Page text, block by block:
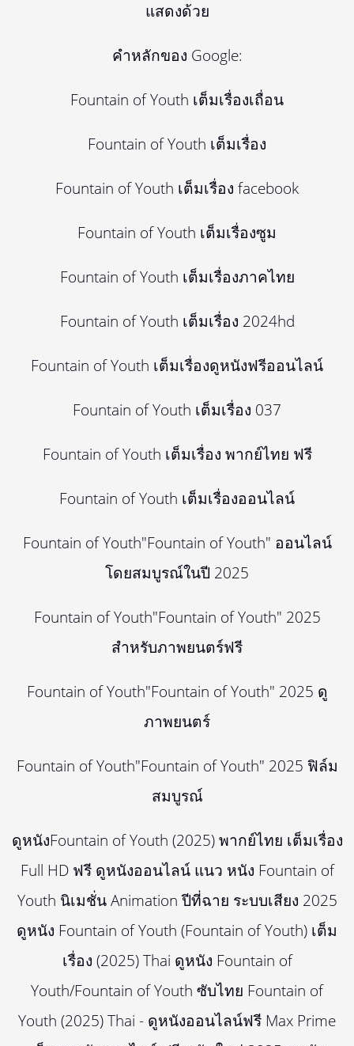
แสดงด้วย
คำหลักของ Google:
Fountain of Youth เต็มเรื่องเถื่อน
Fountain of Youth เต็มเรื่อง
Fountain of Youth เต็มเรื่อง facebook
Fountain of Youth เต็มเรื่องซูม
Fountain of Youth เต็มเรื่องภาคไทย
Fountain of Youth เต็มเรื่อง 2024hd
Fountain of Youth เต็มเรื่องดูหนังฟรีออนไลน์
Fountain of Youth เต็มเรื่อง 037
Fountain of Youth เต็มเรื่อง พากย์ไทย ฟรี
Fountain of Youth เต็มเรื่องออนไลน์
Fountain of Youth"Fountain of Youth" ออนไลน์
โดยสมบูรณ์ในปี 2025
Fountain of Youth"Fountain of Youth" 2025
สำหรับภาพยนตร์ฟรี
Fountain of Youth"Fountain of Youth" 2025 ดู
ภาพยนตร์
Fountain of Youth"Fountain of Youth" 2025 ฟิล์ม
สมบูรณ์
ดูหนังFountain of Youth (2025) พากย์ไทย เต็มเรื่อง
Full HD ฟรี ดูหนังออนไลน์ แนว หนัง Fountain of
Youth นิเมชั่น Animation ปีที่ฉาย ระบบเสียง 2025
ดูหนัง Fountain of Youth (Fountain of Youth) เต็ม
เรื่อง (2025) Thai ดูหนัง Fountain of
Youth/Fountain of Youth ซับไทย Fountain of
Youth (2025) Thai - ดูหนังออนไลน์ฟรี Max Prime